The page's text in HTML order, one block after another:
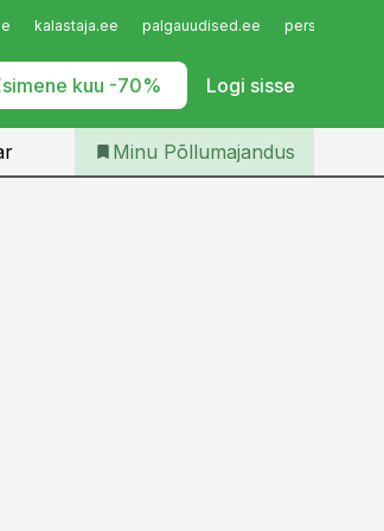
kalastaja.ee palgauudised.ee
kuu -70% Logi sisse
Iseteenindus
Telli Põllumajandus
Minu Põllumajandus